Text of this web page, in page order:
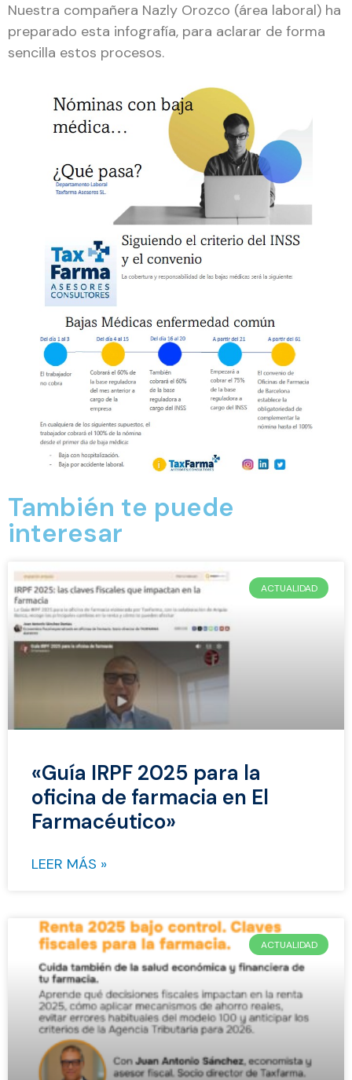
Nuestra compañera Nazly Orozco (área laboral) ha
preparado esta infografía, para aclarar de forma
sencilla estos procesos.
También te puede
interesar
ACTUALIDAD
«Guía IRPF 2025 para la
oficina de farmacia en El
Farmacéutico»
LEER MÁS »
ACTUALIDAD